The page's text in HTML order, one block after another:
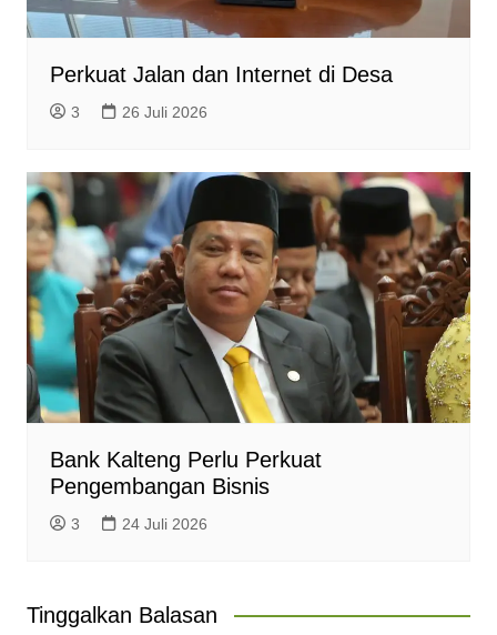
Perkuat Jalan dan Internet di Desa
3 26 Juli 2026
Bank Kalteng Perlu Perkuat
Pengembangan Bisnis
3 24 Juli 2026
Tinggalkan Balasan